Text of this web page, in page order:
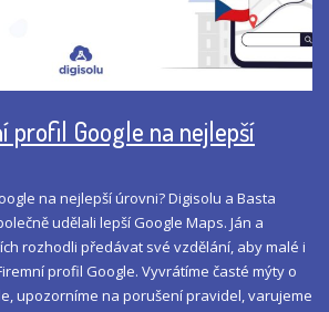
profil Google na nejlepší
na nejlepší úrovni? Digisolu a Basta
udělali lepší Google Maps. Ján a
rozhodli předávat své vzdělání, aby malé i
profil Google. Vyvrátíme časté mýty o
upozorníme na porušení pravidel, varujeme